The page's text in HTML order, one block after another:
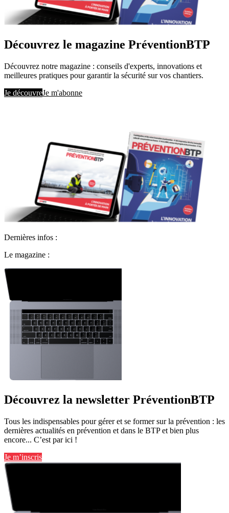
Découvrez le magazine PréventionBTP
Découvrez notre magazine : conseils d'experts, innovations et
meilleures pratiques pour garantir la sécurité sur vos chantiers.
Je découvreJe m'abonne
Dernières infos :
Le magazine :
Découvrez la newsletter PréventionBTP
Tous les indispensables pour gérer et se former sur la prévention : les
dernières actualités en prévention et dans le BTP et bien plus
encore... C’est par ici !
Je m’inscris